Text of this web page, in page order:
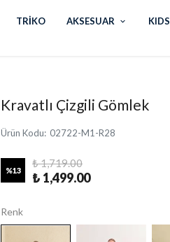
TRİKO AKSESUAR KIDS
Kravatlı Çizgili Gömlek
Ürün Kodu: 02722-M1-R28
%13
₺ 1,719.00
₺ 1,499.00
Renk